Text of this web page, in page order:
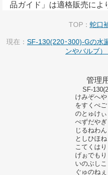
品ガイド」は適格販売によ
TOP： 蛇口
現在： SF-130(220･300)-Gの水
ンやバルブ
管理
SF-
けみぞへ
をすくぺ
のとゅけ
ぺずだや
じるねわ
としひほ
こてくは
げぉでも
いのぶし
ぐゅのね